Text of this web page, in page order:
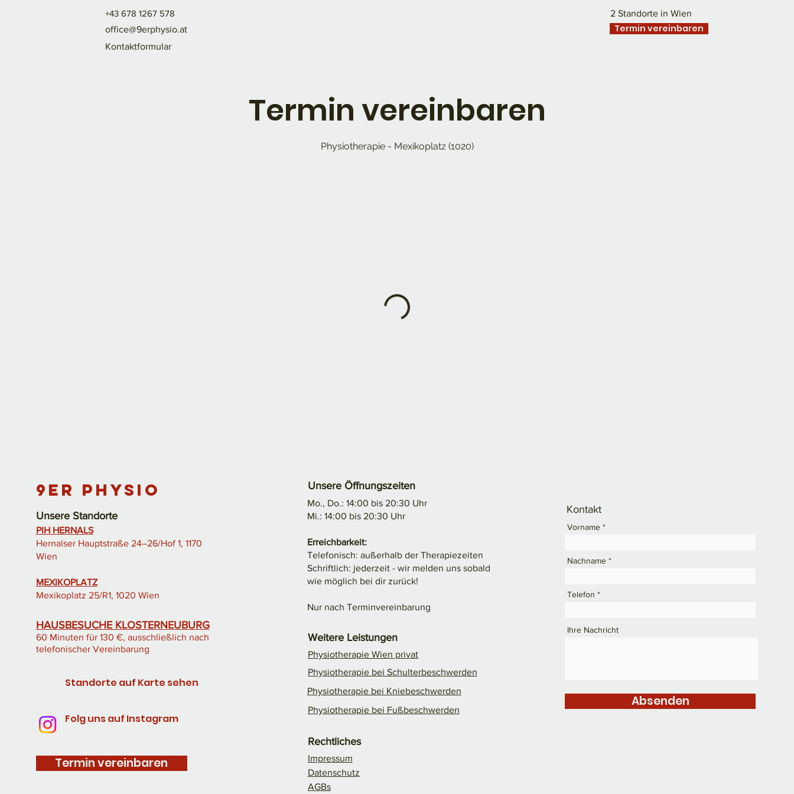
+43 678 1267 578
office@9erphysio.at
Kontaktformular
2 Standorte in Wien
Termin vereinbaren
Termin vereinbaren
Physiotherapie - Mexikoplatz (1020)
9er Physio
Unsere Standorte
PIH HERNALS
Hernalser Hauptstraße 24–26/Hof 1, 1170
Wien
MEXIKOPLATZ
Mexikoplatz 25/R1, 1020 Wien
HAUSBESUCHE KLOSTERNEUBURG
60 Minuten für 130 €, ausschließlich nach
telefonischer Vereinbarung
Standorte auf Karte sehen
Folg uns auf Instagram
Termin vereinbaren
Unsere Öffnungszeiten
Mo., Do.: 14:00 bis 20:30 Uhr
Mi.: 14:00 bis 20:30 Uhr
Erreichbarkeit:
Telefonisch: außerhalb der Therapiezeiten
Schriftlich: jederzeit - wir melden uns sobald
wie möglich bei dir zurück!
Nur nach Terminvereinbarung
Weitere Leistungen
Physiotherapie Wien privat
Physiotherapie bei Schulterbeschwerden
Physiotherapie bei Kniebeschwerden​
Physiotherapie bei Fußbeschwerden​
Impressum
Datenschutz
AGBs
Rechtliches
Kontakt
Vorname
Nachname
Telefon
Ihre Nachricht
Absenden